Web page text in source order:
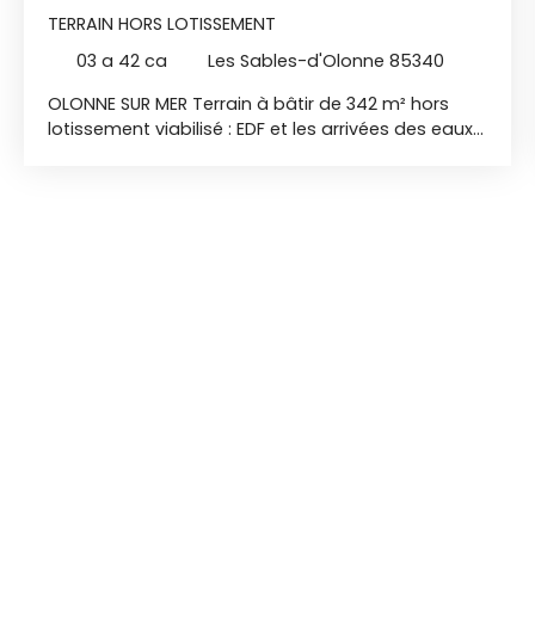
TERRAIN HORS LOTISSEMENT
03 a 42 ca
Les Sables-d'Olonne 85340
OLONNE SUR MER Terrain à bâtir de 342 m² hors
lotissement viabilisé : EDF et les arrivées des eaux